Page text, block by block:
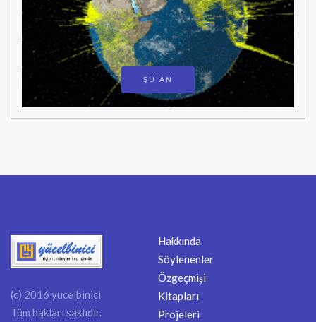
ŞU AN
(c) 2016 yucelbinici
Tüm hakları saklıdır.
Hakkında
Söylenenler
Özgeçmişi
Kitapları
Projeleri